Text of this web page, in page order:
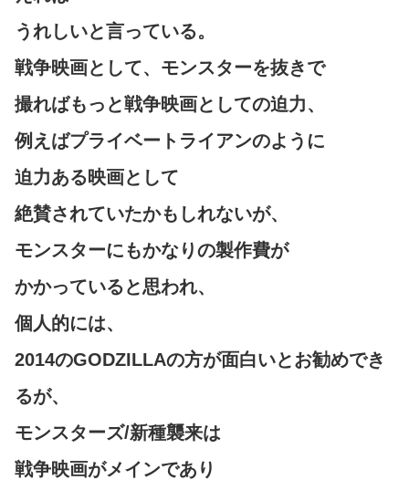
うれしいと言っている。
戦争映画として、モンスターを抜きで
撮ればもっと戦争映画としての迫力、
例えばプライベートライアンのように
迫力ある映画として
絶賛されていたかもしれないが、
モンスターにもかなりの製作費が
かかっていると思われ、
個人的には、
2014のGODZILLAの方が面白いとお勧めでき
るが、
モンスターズ/新種襲来は
戦争映画がメインであり